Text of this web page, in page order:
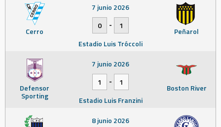
Cerro Peñarol
7 junio 2026
0
-
1
Estadio Luis Tróccoli
Defensor
Sporting
Boston River
7 junio 2026
1
-
1
Estadio Luis Franzini
8 junio 2026